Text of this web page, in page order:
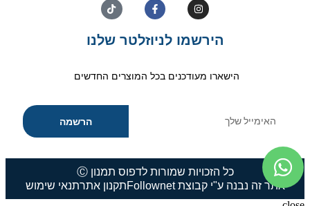
הירשמו לניוזלטר שלנו
הישארו מעודכנים בכל המוצרים החדשים
הרשמה
כל הזכויות שמורות לדפוס תמנון Ⓒ
אתר זה נבנה ע"י קבוצת Follownet
תקנון אתרתנאי שימוש